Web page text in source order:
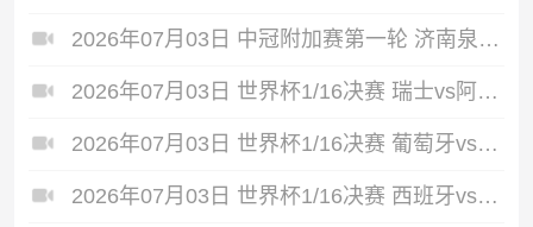
2026年07月03日 中冠附加赛第一轮 济南泉盛山大 VS 广州海珠醒派 全场录像
2026年07月03日 世界杯1/16决赛 瑞士vs阿尔及利亚 全场录像
2026年07月03日 世界杯1/16决赛 葡萄牙vs克罗地亚 全场录像
2026年07月03日 世界杯1/16决赛 西班牙vs奥地利 全场录像